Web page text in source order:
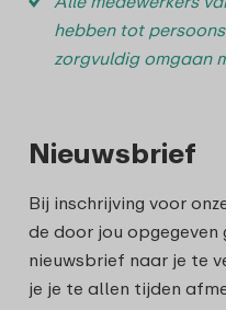
hebben tot
zorgvuldig omgaan
Nieuwsbrief
Bij inschrijving voor
de door jou opgegeven
nieuwsbrief naar je te
je je te allen tijden